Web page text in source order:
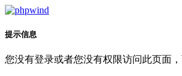
提示信息
您没有登录或者您没有权限访问此页面